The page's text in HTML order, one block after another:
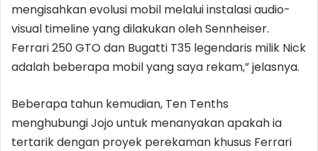
mengisahkan evolusi mobil melalui instalasi audio-
visual timeline yang dilakukan oleh Sennheiser.
Ferrari 250 GTO dan Bugatti T35 legendaris milik Nick
adalah beberapa mobil yang saya rekam,” jelasnya.
Beberapa tahun kemudian, Ten Tenths
menghubungi Jojo untuk menanyakan apakah ia
tertarik dengan proyek perekaman khusus Ferrari